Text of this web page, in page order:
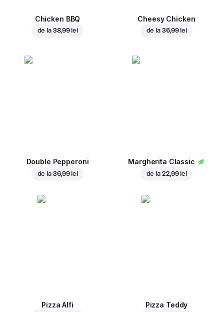
Chicken BBQ
de la 38,99 lei
Cheesy Chicken
de la 36,99 lei
Double Pepperoni
de la 36,99 lei
Margherita Classic
de la 22,99 lei
Pizza Alfi Pizza Teddy